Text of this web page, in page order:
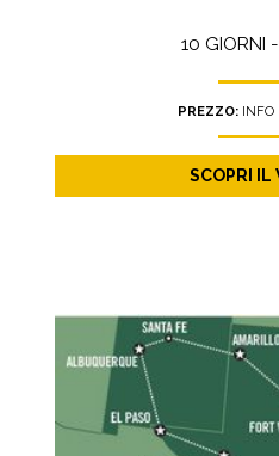
10 GIORNI
PREZZO: INFO
SCOPRI IL